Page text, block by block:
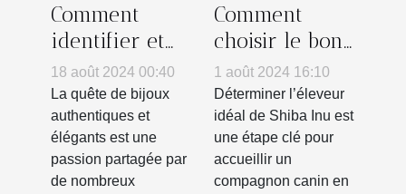
Comment
identifier et
choisir des
bijoux en
vraies pierres
naturelles
18 août 2024 00:40
La quête de bijoux
authentiques et
élégants est une
passion partagée par
de nombreux
Comment
choisir le bon
éleveur de
Shiba Inu
pour vous
1 août 2024 16:10
Déterminer l’éleveur
idéal de Shiba Inu est
une étape clé pour
accueillir un
compagnon canin en